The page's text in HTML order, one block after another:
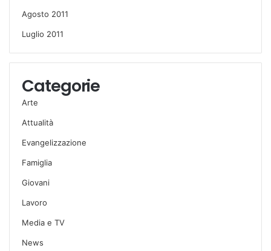
Agosto 2011
Luglio 2011
Categorie
Arte
Attualità
Evangelizzazione
Famiglia
Giovani
Lavoro
Media e TV
News